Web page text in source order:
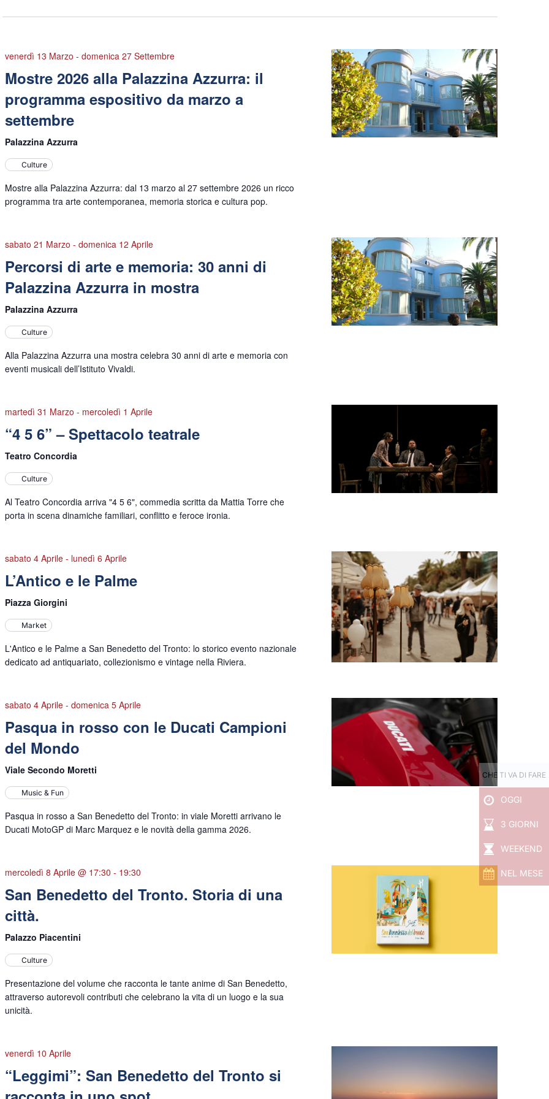
CHE TI VA DI FARE
OGGI
3 GIORNI
WEEKEND
NEL MESE
venerdì 13 Marzo -domenica 27 Settembre
Mostre 2026 alla Palazzina Azzurra: il
programma espositivo da marzo a
settembre
Palazzina Azzurra
Culture
Mostre alla Palazzina Azzurra: dal 13 marzo al 27 settembre 2026 un ricco
programma tra arte contemporanea, memoria storica e cultura pop.
sabato 21 Marzo -domenica 12 Aprile
Percorsi di arte e memoria: 30 anni di
Palazzina Azzurra in mostra
Palazzina Azzurra
Culture
Alla Palazzina Azzurra una mostra celebra 30 anni di arte e memoria con
eventi musicali dell’Istituto Vivaldi.
martedì 31 Marzo - mercoledì 1 Aprile
“4 5 6” – Spettacolo teatrale
Teatro Concordia
Culture
Al Teatro Concordia arriva "4 5 6", commedia scritta da Mattia Torre che
porta in scena dinamiche familiari, conflitto e feroce ironia.
sabato 4 Aprile - lunedì 6 Aprile
L’Antico e le Palme
Piazza Giorgini
Market
L'Antico e le Palme a San Benedetto del Tronto: lo storico evento nazionale
dedicato ad antiquariato, collezionismo e vintage nella Riviera.
sabato 4 Aprile -domenica 5 Aprile
Pasqua in rosso con le Ducati Campioni
del Mondo
Viale Secondo Moretti
Music & Fun
Pasqua in rosso a San Benedetto del Tronto: in viale Moretti arrivano le
Ducati MotoGP di Marc Marquez e le novità della gamma 2026.
mercoledì 8 Aprile @ 17:30 - 19:30
San Benedetto del Tronto. Storia di una
città.
Palazzo Piacentini
Culture
Presentazione del volume che racconta le tante anime di San Benedetto,
attraverso autorevoli contributi che celebrano la vita di un luogo e la sua
unicità.
venerdì 10 Aprile
“Leggimi”: San Benedetto del Tronto si